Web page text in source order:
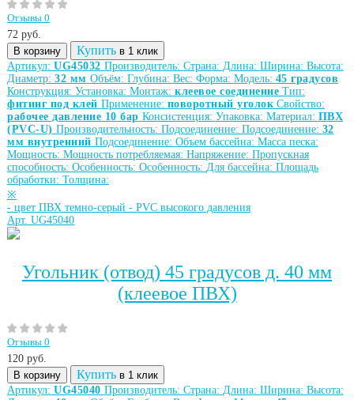
Отзывы 0
72 руб.
В корзину
Купить в 1 клик
Артикул: UG45032 Производитель: Страна: Длина: Ширина: Высота:
Диаметр: 32 мм Объём: Глубина: Вес: Форма: Модель: 45 градусов
Конструкция: Установка: Монтаж: клеевое соединение Тип:
фитинг под клей Применение: поворотный уголок Свойство:
рабочее давление 10 бар Консистенция: Упаковка: Материал: ПВХ
(PVC-U) Производительность: Подсоединение: Подсоединение: 32
мм внутренний Подсоединение: Объем бассейна: Масса песка:
Мощность: Мощность потребляемая: Напряжение: Пропускная
способность: Особенность: Особенность: Для бассейна: Площадь
обработки: Толщина:
※
- цвет ПВХ темно-серый - PVC высокого давления
Арт. UG45040
Угольник (отвод) 45 градусов д. 40 мм
(клеевое ПВХ)
Отзывы 0
120 руб.
В корзину
Купить в 1 клик
Артикул: UG45040 Производитель: Страна: Длина: Ширина: Высота: